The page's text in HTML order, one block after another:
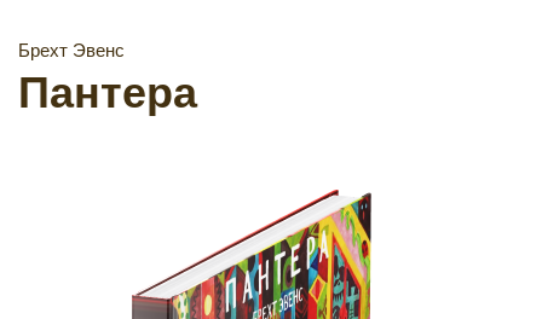
Брехт Эвенс
Пантера